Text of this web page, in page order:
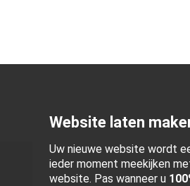
Website laten
Uw nieuwe website wordt
ieder moment meekijken
website. Pas wanneer u